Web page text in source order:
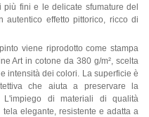
fini e le delicate sfumature del
effetto pittorico, ricco di
viene riprodotto come stampa
Art in cotone da 380 g/m², scelta
intensità dei colori. La superficie è
che aiuta a preservare la
L'impiego di materiali di qualità
elegante, resistente e adatta a